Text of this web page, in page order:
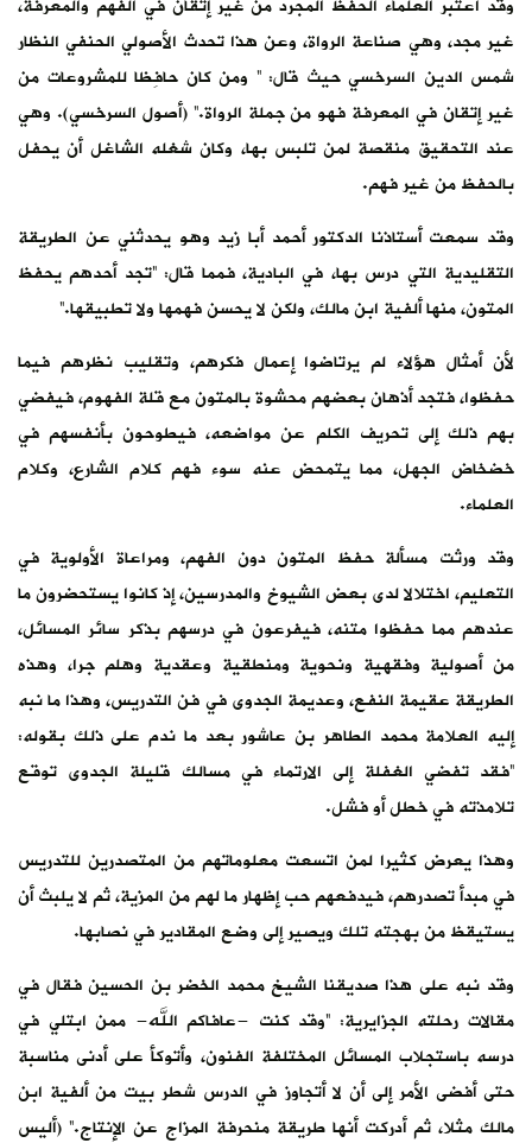
وقد اعتبر العلماء الحفظ المجرد من غير إتقان في الفهم والمعرفة،
غير مجد، وهي صناعة الرواة، وعن هذا تحدث الأصولي الحنفي النظار
شمس الدين السرخسي حيث قال: ” ومن كان حافِظا للمشروعات من
غير إتقان في المعرفة فهو من جملة الرواة.” (أصول السرخسي). وهي
عند التحقيق منقصة لمن تلبس بها، وكان شغله الشاغل أن يحفل
بالحفظ من غير فهم.
وقد سمعت أستاذنا الدكتور أحمد أبا زيد وهو يحدثني عن الطريقة
التقليدية التي درس بها، في البادية، فمما قال: “تجد أحدهم يحفظ
المتون، منها ألفية ابن مالك، ولكن لا يحسن فهمها ولا تطبيقها.”
لأن أمثال هؤلاء لم يرتاضوا إعمال فكرهم، وتقليب نظرهم فيما
حفظوا، فتجد أذهان بعضهم محشوة بالمتون مع قلة الفهوم، فيفضي
بهم ذلك إلى تحريف الكلم عن مواضعه، فيطوحون بأنفسهم في
خضخاض الجهل، مما يتمحض عنه سوء فهم كلام الشارع، وكلام
العلماء.
وقد ورثت مسألة حفظ المتون دون الفهم، ومراعاة الأولوية في
التعليم، اختلالا لدى بعض الشيوخ والمدرسين، إذ كانوا يستحضرون ما
عندهم مما حفظوا متنه، فيفرعون في درسهم بذكر سائر المسائل،
من أصولية وفقهية ونحوية ومنطقية وعقدية وهلم جرا، وهذه
الطريقة عقيمة النفع، وعديمة الجدوى في فن التدريس، وهذا ما نبه
إليه العلامة محمد الطاهر بن عاشور بعد ما ندم على ذلك بقوله:
“فقد تفضي الغفلة إلى الارتماء في مسالك قليلة الجدوى توقع
تلامذته في خطل أو فشل.
وهذا يعرض كثيرا لمن اتسعت معلوماتهم من المتصدرين للتدريس
في مبدأ تصدرهم، فيدفعهم حب إظهار ما لهم من المزية، ثم لا يلبث أن
يستيقظ من بهجته تلك ويصير إلى وضع المقادير في نصابها.
وقد نبه على هذا صديقنا الشيخ محمد الخضر بن الحسين فقال في
مقالات رحلته الجزايرية: “وقد كنت -عافاكم الله- ممن ابتلي في
درسه باستجلاب المسائل المختلفة الفنون، وأتوكأ على أدنى مناسبة
حتى أفضى الأمر إلى أن لا أتجاوز في الدرس شطر بيت من ألفية ابن
مالك مثلا، ثم أدركت أنها طريقة منحرفة المزاج عن الإنتاج.” (أليس